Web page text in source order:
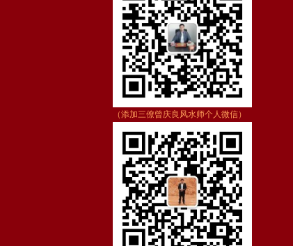
（添加三僚曾庆良风水师个人微信）